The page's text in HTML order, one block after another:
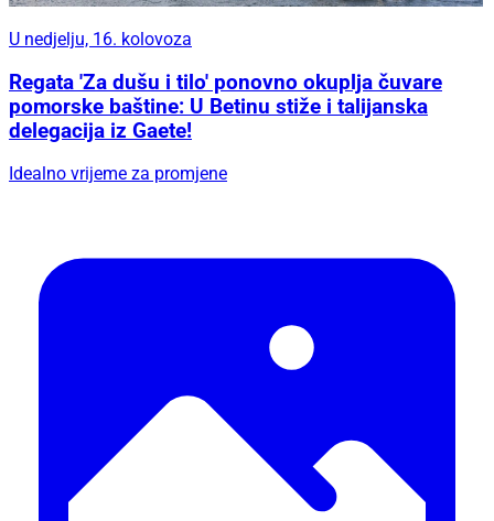
U nedjelju, 16. kolovoza
Regata 'Za dušu i tilo' ponovno okuplja čuvare
pomorske baštine: U Betinu stiže i talijanska
delegacija iz Gaete!
Idealno vrijeme za promjene